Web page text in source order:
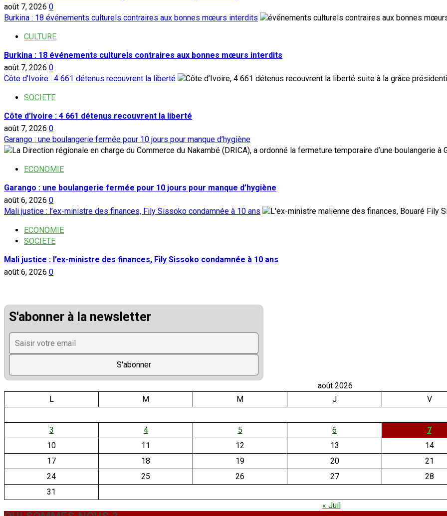
août 7, 2026 0
Burkina : 18 événements culturels contraires aux bonnes mœurs interdits
CULTURE
Burkina : 18 événements culturels contraires aux bonnes mœurs interdits
août 7, 2026 0
Côte d’Ivoire : 4 661 détenus recouvrent la liberté
SOCIETE
Côte d’Ivoire : 4 661 détenus recouvrent la liberté
août 7, 2026 0
Garango : une boulangerie fermée pour 10 jours pour manque d’hygiène
ECONOMIE
Garango : une boulangerie fermée pour 10 jours pour manque d’hygiène
août 6, 2026 0
Mali justice : l’ex-ministre des finances, Fily Sissoko condamnée à 10 ans
ECONOMIE
SOCIETE
Mali justice : l’ex-ministre des finances, Fily Sissoko condamnée à 10 ans
août 6, 2026 0
S'abonner à la newsletter
août 2026
L
M M J V
3 4 5 6
7
10
11 12 13
14
17
18 19 20
21
24
25 26 27
28
31
« Juil